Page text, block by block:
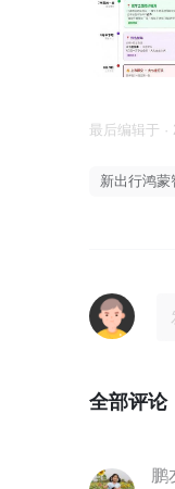
最后编辑于 ·
新出行鸿蒙
全部评论
鹏